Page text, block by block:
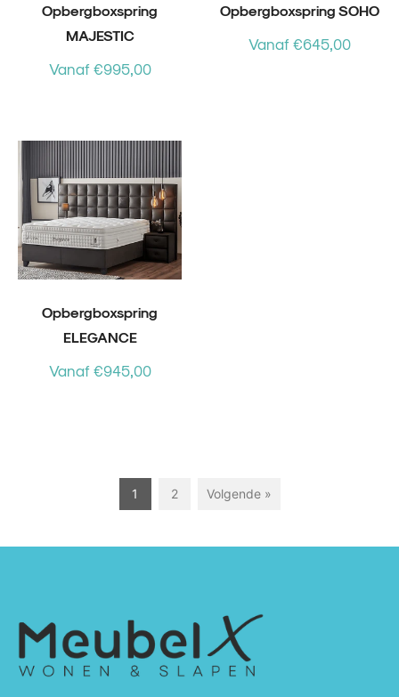
Opbergboxspring
MAJESTIC
Vanaf €995,00
Opbergboxspring SOHO
Vanaf €645,00
Opbergboxspring
ELEGANCE
Vanaf €945,00
1 2 Volgende »